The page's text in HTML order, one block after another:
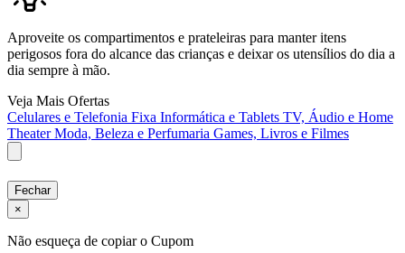
Aproveite os compartimentos e prateleiras para manter itens
perigosos fora do alcance das crianças e deixar os utensílios do dia a
dia sempre à mão.
Veja Mais Ofertas
Celulares e Telefonia Fixa Informática e Tablets TV, Áudio e Home
TheaterModa, Beleza e Perfumaria Games, Livros e Filmes
Fechar
×
Não esqueça de copiar o Cupom